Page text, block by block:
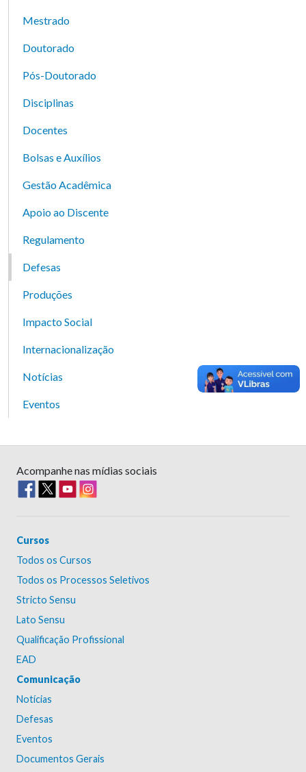
Mestrado
Doutorado
Pós-Doutorado
Disciplinas
Docentes
Bolsas e Auxílios
Gestão Acadêmica
Apoio ao Discente
Regulamento
Defesas
Produções
Impacto Social
Internacionalização
Notícias
Eventos
Acompanhe nas mídias sociais
Cursos
Todos os Cursos
Todos os Processos Seletivos
Stricto Sensu
Lato Sensu
Qualificação Profissional
EAD
Comunicação
Notícias
Defesas
Eventos
Documentos Gerais